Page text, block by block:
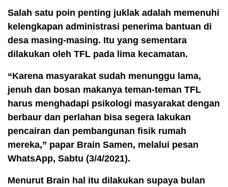
Salah satu poin penting juklak adalah memenuhi
kelengkapan administrasi penerima bantuan di
desa masing-masing. Itu yang sementara
dilakukan oleh TFL pada lima kecamatan.
“Karena masyarakat sudah menunggu lama,
jenuh dan bosan makanya teman-teman TFL
harus menghadapi psikologi masyarakat dengan
berbaur dan perlahan bisa segera lakukan
pencairan dan pembangunan fisik rumah
mereka,” papar Brain Samen, melalui pesan
WhatsApp, Sabtu (3/4/2021).
Menurut Brain hal itu dilakukan supaya bulan